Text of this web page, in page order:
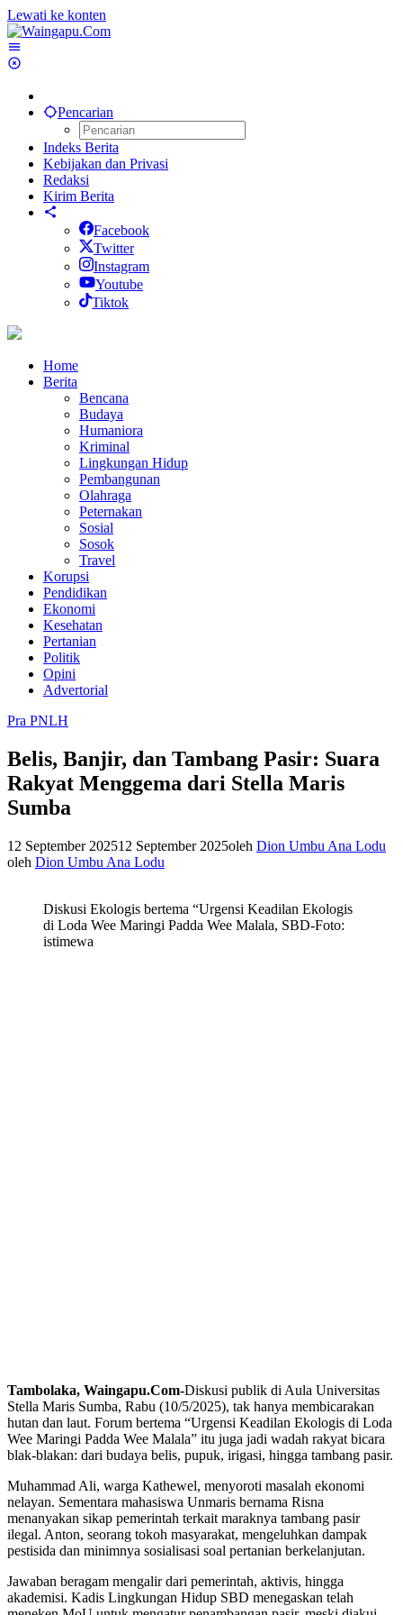
Lewati ke konten
Pencarian
Indeks Berita
Kebijakan dan Privasi
Redaksi
Kirim Berita
Facebook
Twitter
Instagram
Youtube
Tiktok
Home
Berita
Bencana
Budaya
Humaniora
Kriminal
Lingkungan Hidup
Pembangunan
Olahraga
Peternakan
Sosial
Sosok
Travel
Korupsi
Pendidikan
Ekonomi
Kesehatan
Pertanian
Politik
Opini
Advertorial
Pra PNLH
Belis, Banjir, dan Tambang Pasir: Suara
Rakyat Menggema dari Stella Maris
Sumba
12 September 202512 September 2025oleh Dion Umbu Ana Lodu
oleh Dion Umbu Ana Lodu
Diskusi Ekologis bertema “Urgensi Keadilan Ekologis
di Loda Wee Maringi Padda Wee Malala, SBD-Foto:
istimewa
Tambolaka, Waingapu.Com-Diskusi publik di Aula Universitas
Stella Maris Sumba, Rabu (10/5/2025), tak hanya membicarakan
hutan dan laut. Forum bertema “Urgensi Keadilan Ekologis di Loda
Wee Maringi Padda Wee Malala” itu juga jadi wadah rakyat bicara
blak-blakan: dari budaya belis, pupuk, irigasi, hingga tambang pasir.
Muhammad Ali, warga Kathewel, menyoroti masalah ekonomi
nelayan. Sementara mahasiswa Unmaris bernama Risna
menanyakan sikap pemerintah terkait maraknya tambang pasir
ilegal. Anton, seorang tokoh masyarakat, mengeluhkan dampak
pestisida dan minimnya sosialisasi soal pertanian berkelanjutan.
Jawaban beragam mengalir dari pemerintah, aktivis, hingga
akademisi. Kadis Lingkungan Hidup SBD menegaskan telah